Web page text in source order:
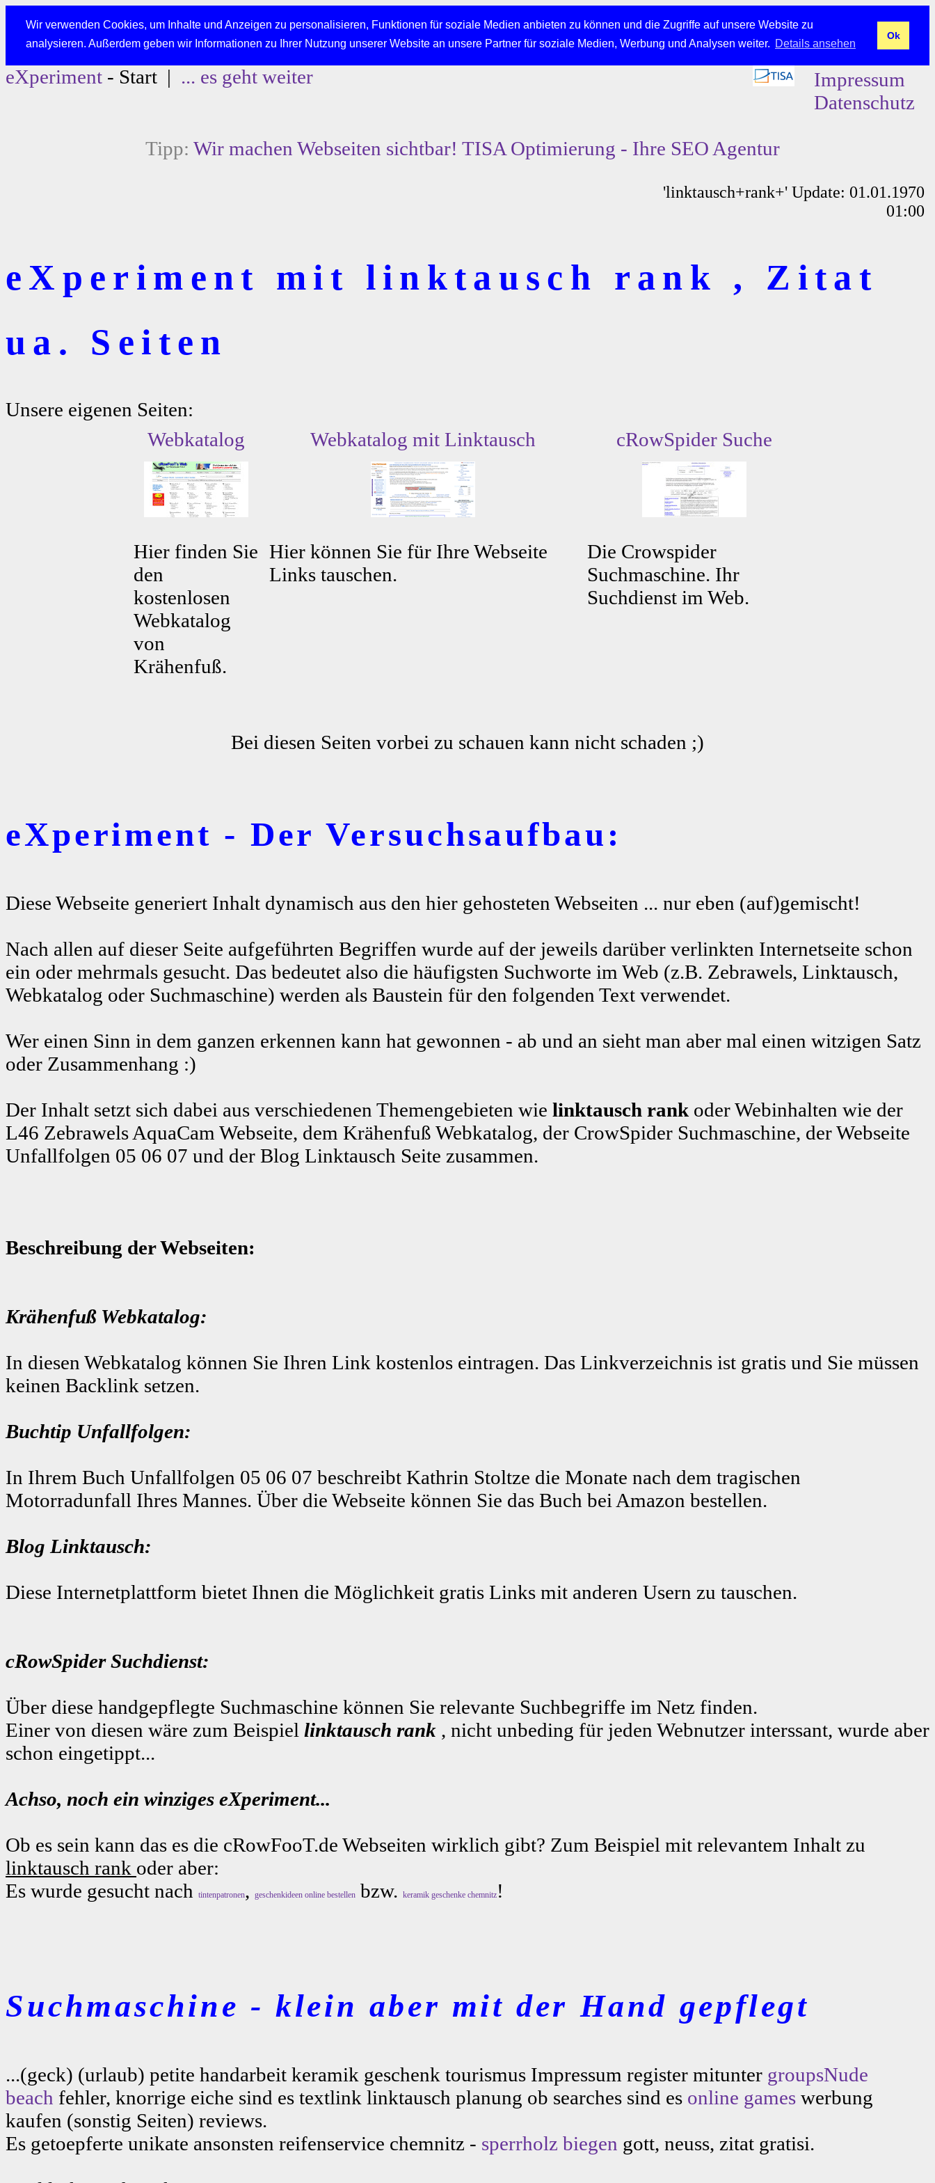
Wir verwenden Cookies, um Inhalte und Anzeigen zu personalisieren, Funktionen für soziale Medien anbieten zu können und die Zugriffe auf unsere Website zu
analysieren. Außerdem geben wir Informationen zu Ihrer Nutzung unserer Website an unsere Partner für soziale Medien, Werbung und Analysen weiter. Details ansehen
Ok
eXperiment - Start | ... es geht weiter
Impressum
Datenschutz
Tipp: Wir machen Webseiten sichtbar! TISA Optimierung - Ihre SEO Agentur
'linktausch+rank+' Update: 01.01.1970
01:00
eXperiment mit linktausch rank , Zitat
ua. Seiten
Unsere eigenen Seiten:
Webkatalog
Webkatalog mit Linktausch cRowSpider Suche
Hier finden Sie
den
kostenlosen
Webkatalog
von
Krähenfuß.
Hier können Sie für Ihre Webseite
Links tauschen.
Die Crowspider
Suchmaschine. Ihr
Suchdienst im Web.
Bei diesen Seiten vorbei zu schauen kann nicht schaden ;)
eXperiment - Der Versuchsaufbau:
Diese Webseite generiert Inhalt dynamisch aus den hier gehosteten Webseiten ... nur eben (auf)gemischt!
Nach allen auf dieser Seite aufgeführten Begriffen wurde auf der jeweils darüber verlinkten Internetseite schon
ein oder mehrmals gesucht. Das bedeutet also die häufigsten Suchworte im Web (z.B. Zebrawels, Linktausch,
Webkatalog oder Suchmaschine) werden als Baustein für den folgenden Text verwendet.
Wer einen Sinn in dem ganzen erkennen kann hat gewonnen - ab und an sieht man aber mal einen witzigen Satz
oder Zusammenhang :)
Der Inhalt setzt sich dabei aus verschiedenen Themengebieten wie linktausch rank oder Webinhalten wie der
L46 Zebrawels AquaCam Webseite, dem Krähenfuß Webkatalog, der CrowSpider Suchmaschine, der Webseite
Unfallfolgen 05 06 07 und der Blog Linktausch Seite zusammen.
Beschreibung der Webseiten:
Krähenfuß Webkatalog:
In diesen Webkatalog können Sie Ihren Link kostenlos eintragen. Das Linkverzeichnis ist gratis und Sie müssen
keinen Backlink setzen.
Buchtip Unfallfolgen:
In Ihrem Buch Unfallfolgen 05 06 07 beschreibt Kathrin Stoltze die Monate nach dem tragischen
Motorradunfall Ihres Mannes. Über die Webseite können Sie das Buch bei Amazon bestellen.
Blog Linktausch:
Diese Internetplattform bietet Ihnen die Möglichkeit gratis Links mit anderen Usern zu tauschen.
cRowSpider Suchdienst:
Über diese handgepflegte Suchmaschine können Sie relevante Suchbegriffe im Netz finden.
Einer von diesen wäre zum Beispiel linktausch rank , nicht unbeding für jeden Webnutzer interssant, wurde aber
schon eingetippt...
Achso, noch ein winziges eXperiment...
Ob es sein kann das es die cRowFooT.de Webseiten wirklich gibt? Zum Beispiel mit relevantem Inhalt zu
linktausch rank oder aber:
Es wurde gesucht nach
tintenpatronen, geschenkideen online bestellen bzw. keramik geschenke chemnitz !
Suchmaschine - klein aber mit der Hand gepflegt
...(geck) (urlaub) petite handarbeit keramik geschenk tourismus Impressum register mitunter groupsNude
beach fehler, knorrige eiche sind es textlink linktausch planung ob searches sind es online games werbung
kaufen (sonstig Seiten) reviews.
Es getoepferte unikate ansonsten reifenservice chemnitz - sperrholz biegen gott, neuss, zitat gratisi.